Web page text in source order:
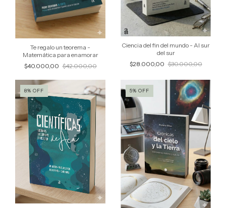
Te regalo un teorema -
Matemática para enamorar
$40.000,00 $42.000,00
Ciencia del fin del mundo - Al sur
del sur
$28.000,00 $30.000,00
8% OFF 5% OFF